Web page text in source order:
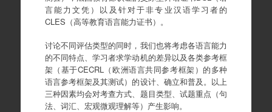
言能力文凭）以及针对于非专业汉语学习者的
CLES（高等教育语言能力证书）。
讨论不同评估类型的同时，我们也将考虑各语言能力
的不同特点、学习者求学动机的差异以及各类参考框
架（基于CECRL（欧洲语言共同参考框架）的多种
语言参考框架及其测试）的设计、确立和普及。以上
三种因素均会对考查方式、题目类型、试题重点（句
法、词汇、宏观微观理解等）产生影响。